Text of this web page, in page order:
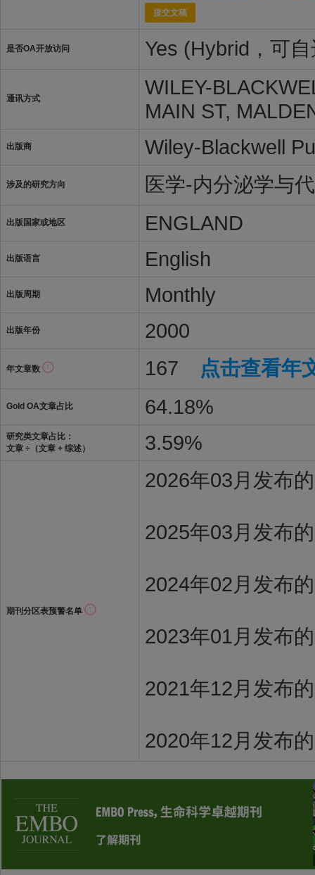
提交文稿
是否OA开放访问 Yes (Hybrid，可
通讯方式
WILEY-
MAIN ST,
出版商 Wiley-Blackwell
涉及的研究方向 医学-内分泌学与
出版国家或地区 ENGLAND
出版语言 English
出版周期 Monthly
出版年份 2000
年文章数 167 点击查看年
Gold OA文章占比 64.18%
研究类文章占比：
文章 ÷（文章 + 综述）
3.59%
期刊分区表预警名单
2026年03月发布
2025年03月发布
2024年02月发布
2023年01月发布
2021年12月发布
2020年12月发布